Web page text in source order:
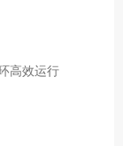
高效运行